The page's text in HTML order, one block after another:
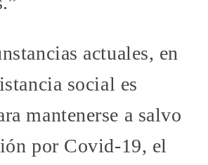
actuales, en
social es
mantenerse a salvo
por Covid-19, el